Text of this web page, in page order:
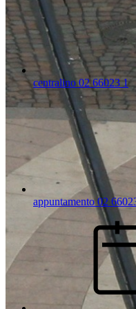
centralino 02 66023 1
appuntamento 02